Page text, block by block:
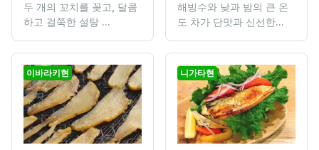
두 개의 꼬치를 꽂고, 달콤
하고 걸쭉한 설탕 ...
해빙수와 낮과 밤의 큰 온
도 차가 단맛과 신선한...
이바라키현 니가타현